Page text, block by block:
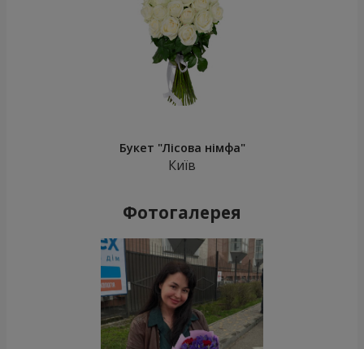
Букет "Лісова німфа"
Київ
Фотогалерея